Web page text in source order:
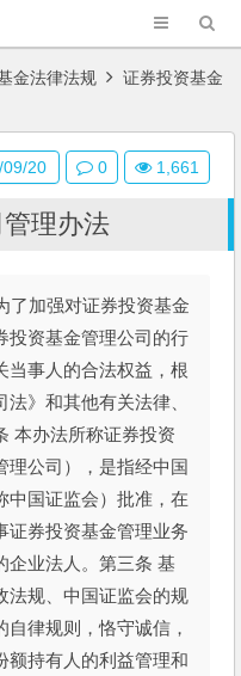
金法律法规 证券投资基金
理办法
了加强对证券投资基金
投资基金管理公司的行
当事人的合法权益，根
》和其他有关法律、
本办法所称证券投资
理公司），是指经中国
中国证监会）批准，在
证券投资基金管理业务
企业法人。第三条 基
法规、中国证监会的规
律规则，恪守诚信，
额持有人的利益管理和
09/20 0 1,661